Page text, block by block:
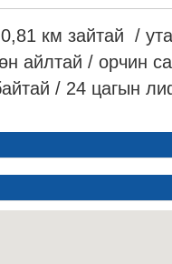
км зайтай /
айлтай / орчин
/ 24 цагын